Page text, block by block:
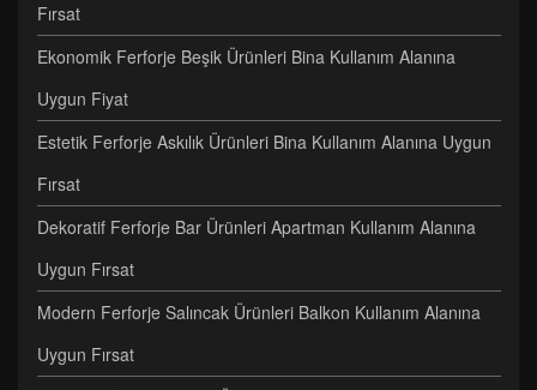
Fırsat
Ekonomik Ferforje Beşik Ürünleri Bina Kullanım Alanına
Uygun Fiyat
Estetik Ferforje Askılık Ürünleri Bina Kullanım Alanına Uygun
Fırsat
Dekoratif Ferforje Bar Ürünleri Apartman Kullanım Alanına
Uygun Fırsat
Modern Ferforje Salıncak Ürünleri Balkon Kullanım Alanına
Uygun Fırsat